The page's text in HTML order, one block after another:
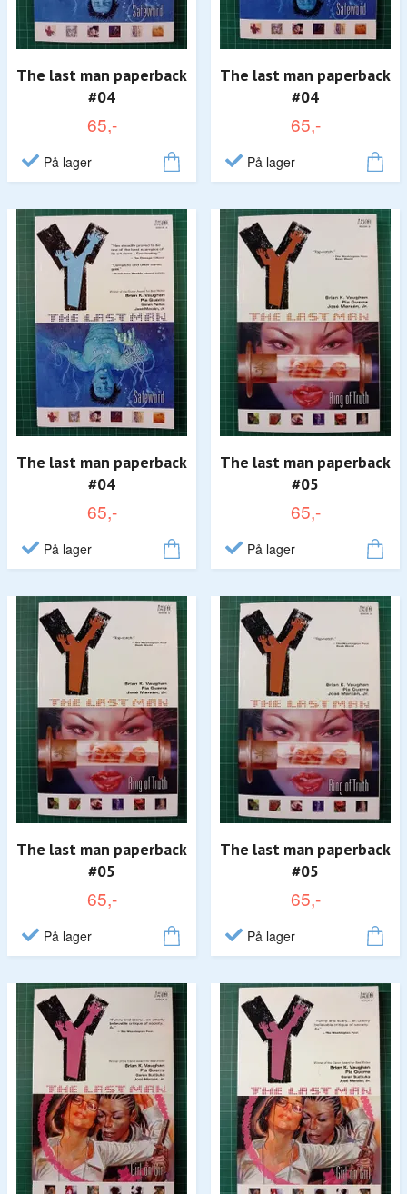
The last man paperback
#04
65,-
På lager
The last man paperback
#04
65,-
På lager
The last man paperback
#04
65,-
På lager
The last man paperback
#05
65,-
På lager
The last man paperback
#05
65,-
På lager
The last man paperback
#05
65,-
På lager